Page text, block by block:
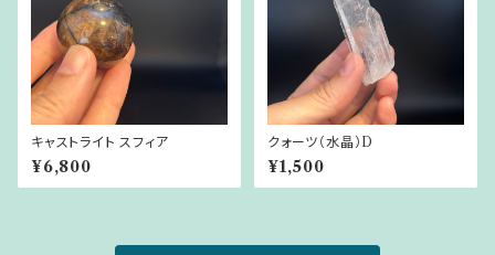
キャストライト スフィア
¥6,800
クォーツ（水晶）D
¥1,500